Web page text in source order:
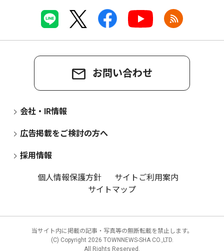
お問い合わせ
会社・IR情報
広告掲載をご検討の方へ
採用情報
個人情報保護方針
サイトご利用案内
サイトマップ
当サイト内に掲載の記事・写真等の無断転載を禁止します。
(C) Copyright 2026 TOWNNEWS-SHA CO.,LTD.
All Rights Reserved.